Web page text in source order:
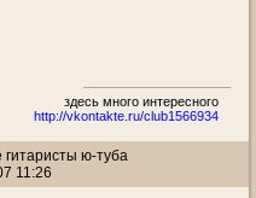
здесь много интересногo
http://vkontakte.ru/club1566934
гитаристы ю-туба
11:26